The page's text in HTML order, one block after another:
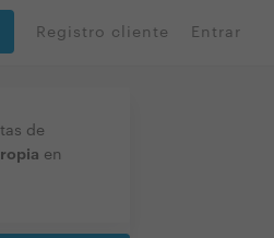
Registro cliente Entrar
de
en